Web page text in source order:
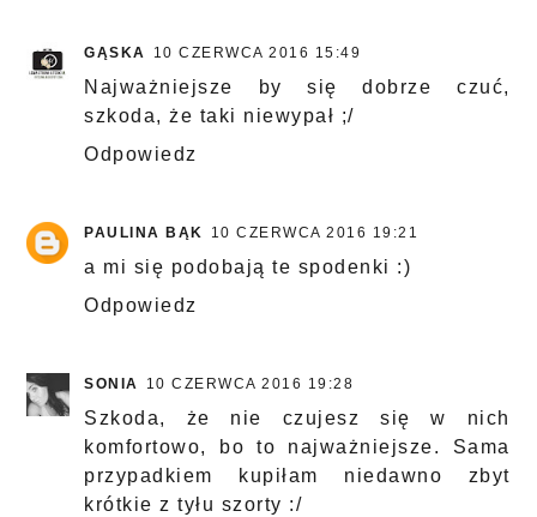
GĄSKA 10 CZERWCA 2016 15:49
Najważniejsze by się dobrze czuć,
szkoda, że taki niewypał ;/
Odpowiedz
PAULINA BĄK 10 CZERWCA 2016 19:21
a mi się podobają te spodenki :)
Odpowiedz
SONIA 10 CZERWCA 2016 19:28
Szkoda, że nie czujesz się w nich
komfortowo, bo to najważniejsze. Sama
przypadkiem kupiłam niedawno zbyt
krótkie z tyłu szorty :/